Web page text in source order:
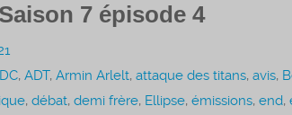
7 épisode 4
, ADT, Armin Arlelt, attaque des titans, avis,
, débat, demi frère, Ellipse, émissions, end,